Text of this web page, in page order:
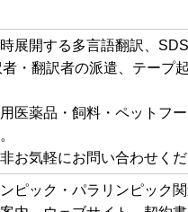
展開する多言語翻訳、
者・翻訳者の派遣、テープ
医薬品・飼料・ペットフ
お気軽にお問い合わせくだ
ピック・パラリンピック